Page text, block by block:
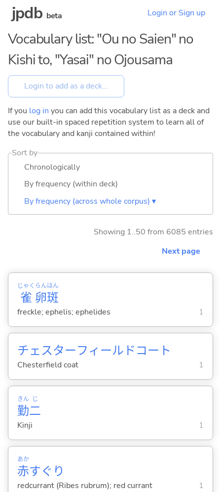
jpdb beta Login or Sign up
Vocabulary list: "Ou no Saien" no
Kishi to, "Yasai" no Ojousama
If you log in you can add this vocabulary list as a deck and
use our built-in spaced repetition system to learn all of
the vocabulary and kanji contained within!
Sort by
Chronologically
By frequency (within deck)
By frequency (across whole corpus) ▾
Showing 1..50 from 6085 entries
Next page
雀
じゃく
卵
らん
斑
はん
freckle; ephelis; ephelides 1
チェスターフィールドコート
Chesterfield coat 1
勤
きん
二
じ
Kinji 1
赤
あか
すぐり
redcurrant (Ribes rubrum); red currant 1